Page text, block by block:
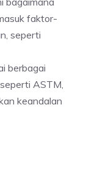
faktor-
seperti
berbagai
ASTM,
keandalan